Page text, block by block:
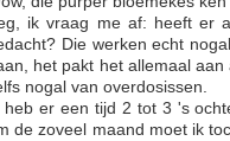
ik vraag me af: heeft er
Die werken echt
het pakt het allemaal
nogal van overdosissen.
heb er een tijd 2 tot 3 's
de zoveel maand moet ik